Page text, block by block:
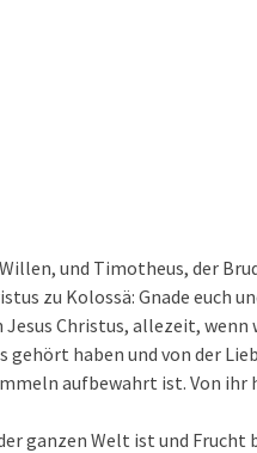
und Timotheus, der
zu Kolossä: Gnade euch
Christus, allezeit, wenn
gehört haben und von der
aufbewahrt ist. Von
ganzen Welt ist und